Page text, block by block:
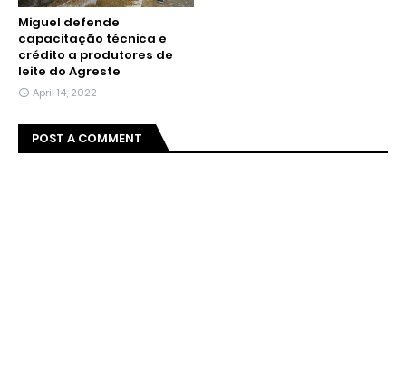
Miguel defende
capacitação técnica e
crédito a produtores de
leite do Agreste
April 14, 2022
POST A COMMENT